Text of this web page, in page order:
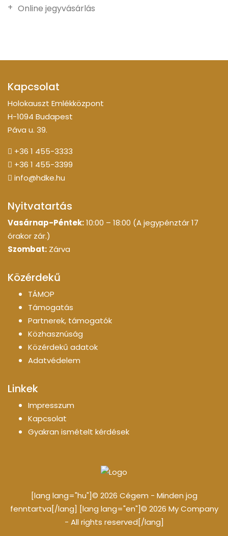
Online jegyvásárlás
Kapcsolat
Holokauszt Emlékközpont
H-1094 Budapest
Páva u. 39.
+36 1 455-3333
+36 1 455-3399
info@hdke.hu
Nyitvatartás
Vasárnap-Péntek:10:00 – 18:00 (A jegypénztár 17
órakor zár.)
Szombat: Zárva
Közérdekű
TÁMOP
Támogatás
Partnerek, támogatók
Közhasznúság
Közérdekű adatok
Adatvédelem
Linkek
Impresszum
Kapcsolat
Gyakran ismételt kérdések
[lang lang="hu"]© 2026 Cégem - Minden jog
fenntartva[/lang] [lang lang="en"]© 2026 My Company
- All rights reserved[/lang]